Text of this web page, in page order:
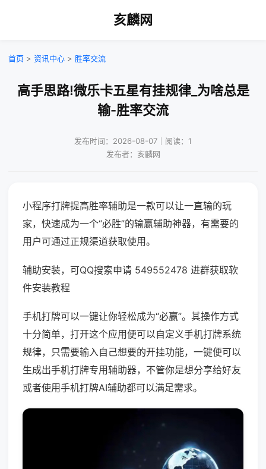
亥麟网
首页 > 资讯中心 > 胜率交流
高手思路!微乐卡五星有挂规律_为啥总是
输-胜率交流
发布时间：2026-08-07｜阅读：1
发布者：亥麟网
小程序打牌提高胜率辅助是一款可以让一直输的玩
家，快速成为一个“必胜”的输赢辅助神器，有需要的
用户可通过正规渠道获取使用。
辅助安装，可QQ搜索申请 549552478 进群获取软
件安装教程
手机打牌可以一键让你轻松成为“必赢”。其操作方式
十分简单，打开这个应用便可以自定义手机打牌系统
规律，只需要输入自己想要的开挂功能，一键便可以
生成出手机打牌专用辅助器，不管你是想分享给好友
或者使用手机打牌AI辅助都可以满足需求。